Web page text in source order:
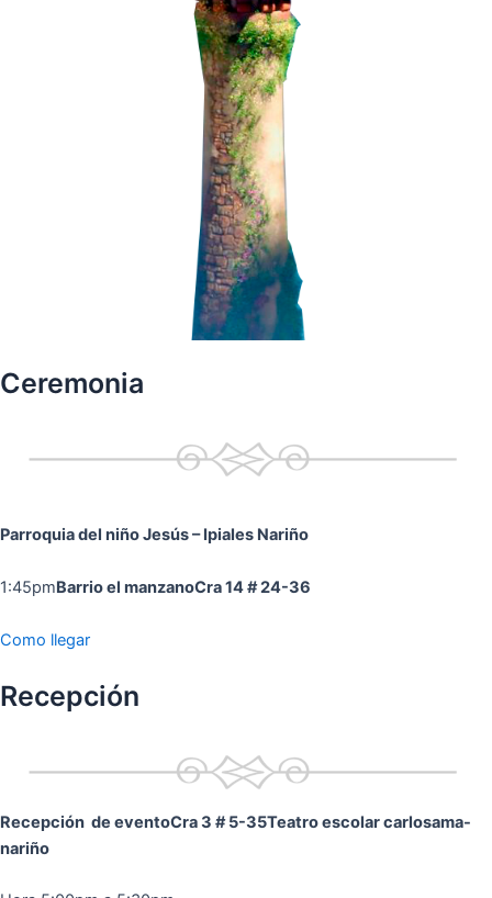
Ceremonia
Parroquia del niño Jesús– Ipiales Nariño
1:45pmBarrio el manzanoCra 14 # 24-36
Como llegar
Recepción
Recepción de eventoCra 3 # 5-35Teatro escolar carlosama-
nariño